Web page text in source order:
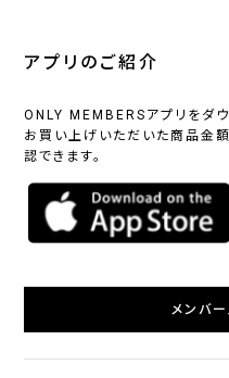
アプリのご紹介
ONLY MEMBERSアプリをダウ
お買い上げいただいた商品金
認できます。
メンバ